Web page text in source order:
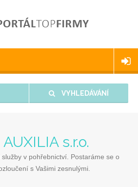
VYHLEDÁVÁNÍ
s.r.o.
v pohřebnictví. Postaráme se o
s Vašimi zesnulými.